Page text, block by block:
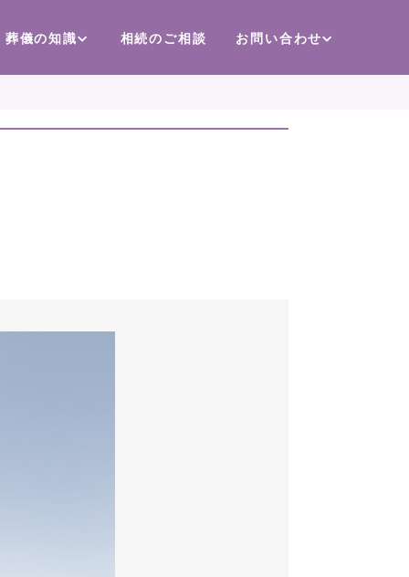
葬儀の知識 相続のご相談 お問い合わせ